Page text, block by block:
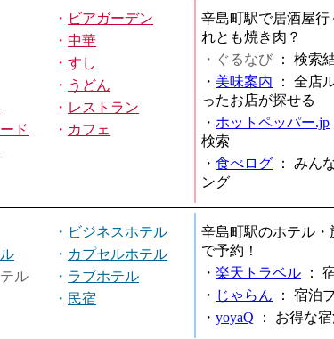
・ ビアガーデン
・ 中華
・ すし
・ うどん
・ レストラン
ド ・ カフェ
辛島町駅で居酒屋
れとも焼き肉？
・ぐるなび ： 検索
・ 美味案内 ： 全店
ったお店が探せる
・ ホットペッパー.jp
検索
・ 食べログ ： みん
ング
・ ビジネスホテル
・ カプセルホテル
ル
・ ラブホテル
・ 民宿
辛島町駅のホテル
で予約！
・ 楽天トラベル ：
・ じゃらん ： 宿泊
・ yoyaQ ： お得な宿